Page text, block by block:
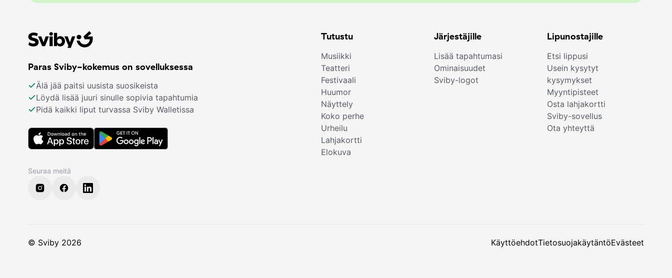
Paras Sviby-kokemus on sovelluksessa
Älä jää paitsi uusista suosikeista
Löydä lisää juuri sinulle sopivia tapahtumia
Pidä kaikki liput turvassa Sviby Walletissa
Seuraa meitä
Tutustu
Musiikki
Teatteri
Festivaali
Huumor
Näyttely
Koko perhe
Urheilu
Lahjakortti
Elokuva
Järjestäjille
Lisää tapahtumasi
Ominaisuudet
Sviby-logot
Lipunostajille
Etsi lippusi
Usein kysytyt
kysymykset
Myyntipisteet
Osta lahjakortti
Sviby-sovellus
Ota yhteyttä
© Sviby 2026 KäyttöehdotTietosuojakäytäntöEvästeet